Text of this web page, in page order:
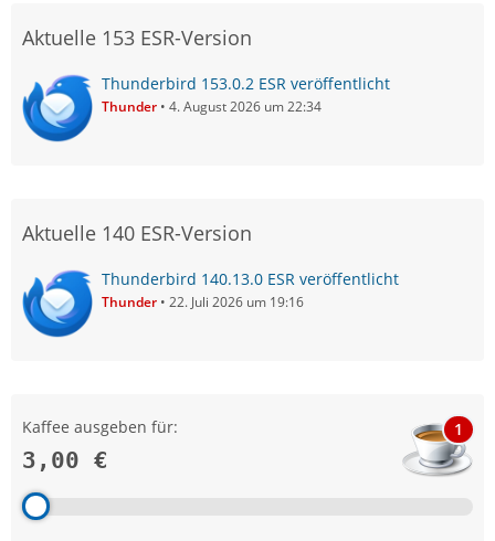
Aktuelle 153 ESR-Version
Thunderbird 153.0.2 ESR veröffentlicht
Thunder 4. August 2026 um 22:34
Aktuelle 140 ESR-Version
Thunderbird 140.13.0 ESR veröffentlicht
Thunder 22. Juli 2026 um 19:16
Kaffee ausgeben für:
3,00 €
1